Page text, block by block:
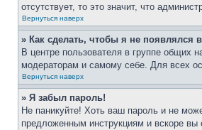
отсутствует, то это значит, что
Вернуться наверх
» Как сделать, чтобы я не появлялся
В центре пользователя в группе общих
модераторам и самому себе. Для всех
Вернуться наверх
» Я забыл пароль!
Не паникуйте! Хоть ваш пароль и не
предложенным инструкциям и вскоре